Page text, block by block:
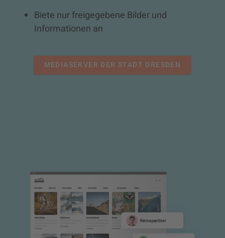
Biete nur freigegebene Bilder und
Informationen an
MEDIASERVER DER STADT DRESDEN